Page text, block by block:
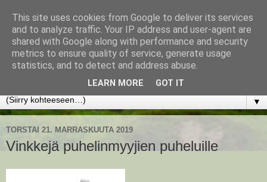
www.jyrkikokko.fi
Uusi Suunta - Jokainen hetki tarjoaa tilaisuuden muuttaa
▼
TORSTAI 21. MARRASKUUTA 2019
Vinkkejä puhelinmyyjien puheluille
This site uses cookies from Google to deliver its services
and to analyze traffic. Your IP address and user-agent are
shared with Google along with performance and security
metrics to ensure quality of service, generate usage
statistics, and to detect and address abuse.
LEARN MORE GOT IT